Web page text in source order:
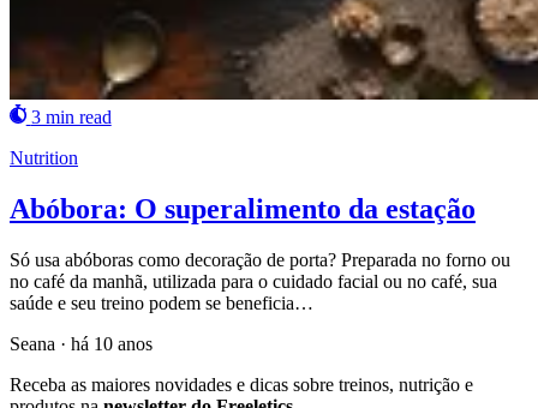
3 min read
Nutrition
Abóbora: O superalimento da estação
Só usa abóboras como decoração de porta? Preparada no forno ou
no café da manhã, utilizada para o cuidado facial ou no café, sua
saúde e seu treino podem se beneficia…
Seana · há 10 anos
Receba as maiores novidades e dicas sobre treinos, nutrição e